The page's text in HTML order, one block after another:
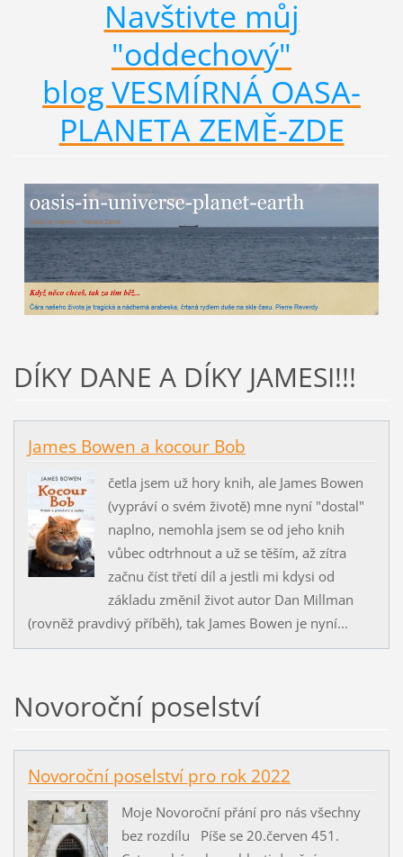
Navštivte můj
"oddechový"
blog VESMÍRNÁ OASA-
PLANETA ZEMĚ-ZDE
DÍKY DANE A DÍKY JAMESI!!!
James Bowen a kocour Bob
četla jsem už hory knih, ale James Bowen
(vypráví o svém životě) mne nyní "dostal"
naplno, nemohla jsem se od jeho knih
vůbec odtrhnout a už se těším, až zítra
začnu číst třetí díl a jestli mi kdysi od
základu změnil život autor Dan Millman
(rovněž pravdivý příběh), tak James Bowen je nyní...
Novoroční poselství
Novoroční poselství pro rok 2022
Moje Novoroční přání pro nás všechny
bez rozdílu Píše se 20.červen 451.